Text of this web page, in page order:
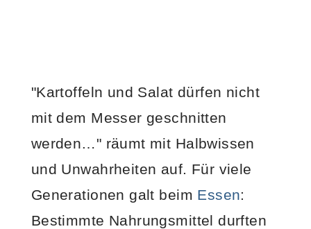
"Kartoffeln und Salat dürfen nicht
mit dem Messer geschnitten
werden…" räumt mit Halbwissen
und Unwahrheiten auf. Für viele
Generationen galt beim Essen:
Bestimmte Nahrungsmittel durften